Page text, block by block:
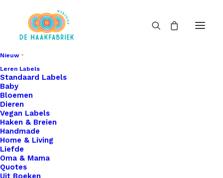
Nieuw
Leren Labels
Standaard Labels
Baby
Bloemen
Dieren
Vegan Labels
Haken & Breien
Handmade
Home & Living
Liefde
Oma & Mama
Quotes
Uit Boeken